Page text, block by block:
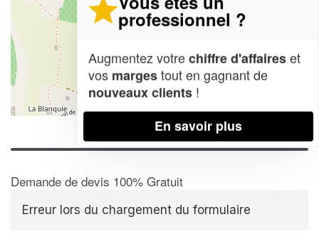
Leaflet| Map data ©OpenStreetMap contributors,CC-BY-SA
Demande de devis 100% Gratuit
Erreur lors du chargement du formulaire
professionnel ?
Augmentez votrechiffre d'affaireset
vos margestout en gagnant de
nouveaux clients !
En savoir plus